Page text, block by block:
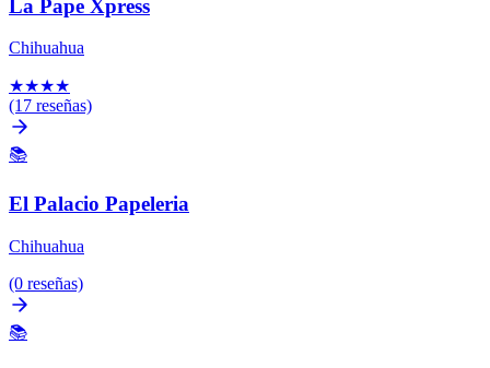
La Pape Xpress
Chihuahua
★★★★
(17 reseñas)
📚
El Palacio Papeleria
Chihuahua
(0 reseñas)
📚